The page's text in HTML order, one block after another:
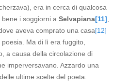
era in cerca di qualcosa
i soggiorni a Selvapiana[11]
aveva comprato una casa[12]
Ma di lì era fuggito,
a causa della circolazione di
imperversavano. Azzardo una
ultime scelte del poeta: